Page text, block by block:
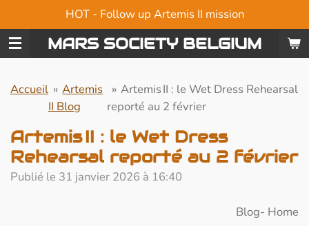
au
contenuMARS SOCIETY BELGIUM
HOT - Follow up Artemis II mission
Accueil » Artemis
II Blog
» Artemis II : le Wet Dress Rehearsal
reporté au 2 février
Artemis II : le Wet Dress
Rehearsal reporté au 2 février
Publié le 31 janvier 2026 à 16:40
Blog- Home